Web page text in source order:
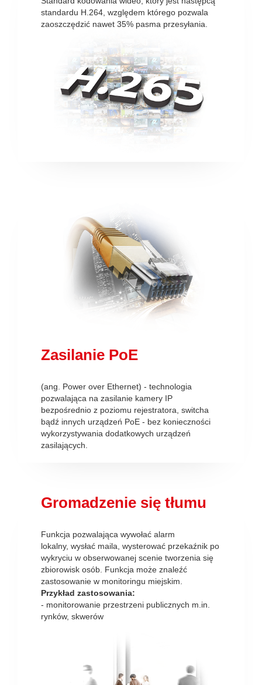
standardu H.264, względem którego pozwala
zaoszczędzić nawet 35% pasma przesyłania.
Zasilanie PoE
(ang. Power over Ethernet) - technologia
pozwalająca na zasilanie kamery IP
bezpośrednio z poziomu rejestratora, switcha
bądź innych urządzeń PoE - bez konieczności
wykorzystywania dodatkowych urządzeń
zasilających.
Gromadzenie się tłumu
Funkcja pozwalająca wywołać alarm
lokalny, wysłać maila, wysterować przekaźnik po
wykryciu w obserwowanej scenie tworzenia się
zbiorowisk osób. Funkcja może znaleźć
zastosowanie w monitoringu miejskim.
Przykład zastosowania:
- monitorowanie przestrzeni publicznych m.in.
rynków, skwerów